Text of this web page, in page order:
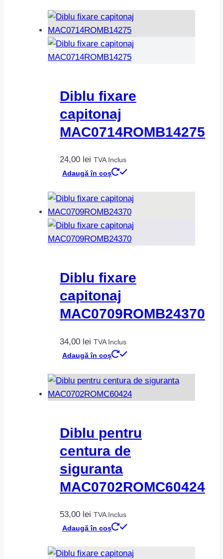
Diblu fixare
capitonaj
MAC0714ROMB14275
24,00 lei TVA Inclus
Adaugă în coș
Diblu fixare
capitonaj
MAC0709ROMB24370
34,00 lei TVA Inclus
Adaugă în coș
Diblu pentru
centura de
siguranta
MAC0702ROMC60424
53,00 lei TVA Inclus
Adaugă în coș